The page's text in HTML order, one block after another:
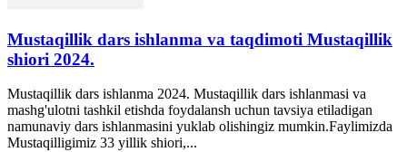
Mustaqillik dars ishlanma va taqdimoti Mustaqillik
shiori 2024.
Mustaqillik dars ishlanma 2024. Mustaqillik dars ishlanmasi va
mashg'ulotni tashkil etishda foydalansh uchun tavsiya etiladigan
namunaviy dars ishlanmasini yuklab olishingiz mumkin.Faylimizda
Mustaqilligimiz 33 yillik shiori,...